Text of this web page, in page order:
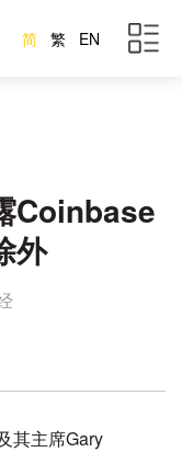
简 繁 EN
Coinbase
外
其主席Gary